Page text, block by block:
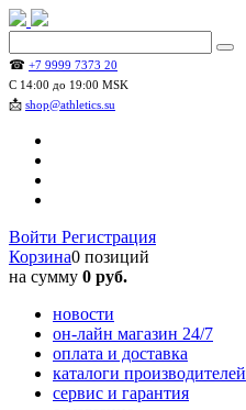
☎ +7 9999 7373 20
С 14:00 до 19:00 MSK
📩 shop@athletics.su
Войти Регистрация
Корзина0 позиций
на сумму 0 руб.
новости
он-лайн магазин 24/7
оплата и доставка
каталоги производителей
сервис и гарантия